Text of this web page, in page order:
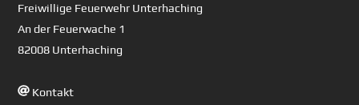
Freiwillige Feuerwehr Unterhaching
An der Feuerwache 1
82008 Unterhaching
Kontakt